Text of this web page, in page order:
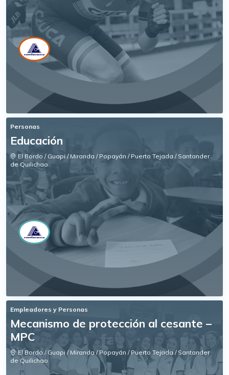
Personas
Educación
El Bordo / Guapi / Miranda / Popayán / Puerto Tejada / Santander
de Quilichao
Empleadores y Personas
Mecanismo de protección al cesante –
MPC
El Bordo / Guapi / Miranda / Popayán / Puerto Tejada / Santander
de Quilichao